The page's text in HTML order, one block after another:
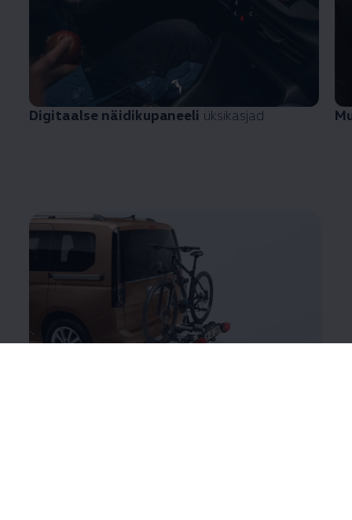
Digitaalse näidikupaneeli üksikasjad